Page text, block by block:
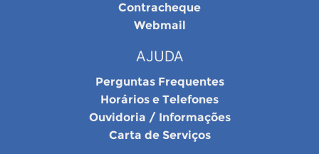
Contracheque
Webmail
AJUDA
Perguntas Frequentes
Horários e Telefones
Ouvidoria / Informações
Carta de Serviços